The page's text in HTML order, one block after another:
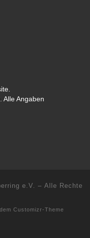
Alle Angaben
e.V. – Alle Rechte
Customizr-Theme